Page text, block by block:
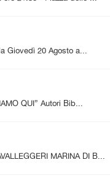
Giovedì 20 Agosto a...
QUI” Autori Bib...
MARINA DI B...